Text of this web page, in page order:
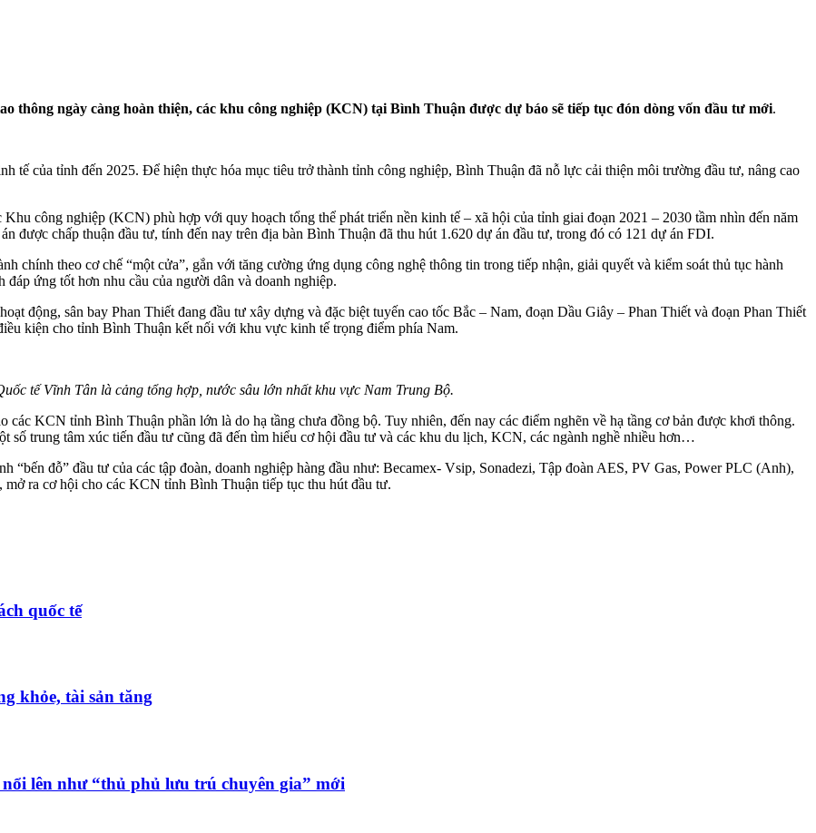
thông ngày càng hoàn thiện, các khu công nghiệp (KCN) tại Bình Thuận được dự báo sẽ tiếp tục đón dòng vốn đầu tư mới.
tế của tỉnh đến 2025. Để hiện thực hóa mục tiêu trở thành tỉnh công nghiệp, Bình Thuận đã nỗ lực cải thiện môi trường đầu tư, nâng cao
công nghiệp (KCN) phù hợp với quy hoạch tổng thể phát triển nền kinh tế – xã hội của tỉnh giai đoạn 2021 – 2030 tầm nhìn đến năm
được chấp thuận đầu tư, tính đến nay trên địa bàn Bình Thuận đã thu hút 1.620 dự án đầu tư, trong đó có 121 dự án FDI.
chính theo cơ chế “một cửa”, gắn với tăng cường ứng dụng công nghệ thông tin trong tiếp nhận, giải quyết và kiểm soát thủ tục hành
ứng tốt hơn nhu cầu của người dân và doanh nghiệp.
động, sân bay Phan Thiết đang đầu tư xây dựng và đặc biệt tuyến cao tốc Bắc – Nam, đoạn Dầu Giây – Phan Thiết và đoạn Phan Thiết
kiện cho tỉnh Bình Thuận kết nối với khu vực kinh tế trọng điểm phía Nam.
tế Vĩnh Tân là cảng tổng hợp, nước sâu lớn nhất khu vực Nam Trung Bộ.
KCN tỉnh Bình Thuận phần lớn là do hạ tầng chưa đồng bộ. Tuy nhiên, đến nay các điểm nghẽn về hạ tầng cơ bản được khơi thông.
số trung tâm xúc tiến đầu tư cũng đã đến tìm hiểu cơ hội đầu tư và các khu du lịch, KCN, các ngành nghề nhiều hơn…
“bến đỗ” đầu tư của các tập đoàn, doanh nghiệp hàng đầu như: Becamex- Vsip, Sonadezi, Tập đoàn AES, PV Gas, Power PLC (Anh),
ra cơ hội cho các KCN tỉnh Bình Thuận tiếp tục thu hút đầu tư.
quốc tế
khỏe, tài sản tăng
lên như “thủ phủ lưu trú chuyên gia” mới